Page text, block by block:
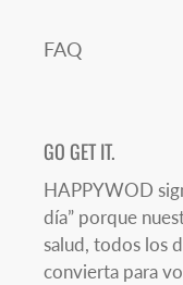
FAQ
GO GET IT.
HAPPYWOD
día” porque
salud, todos los
convierta para